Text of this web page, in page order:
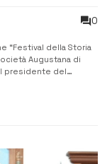
0
“Festival della Storia
Augustana di
presidente del
in occasione dell...